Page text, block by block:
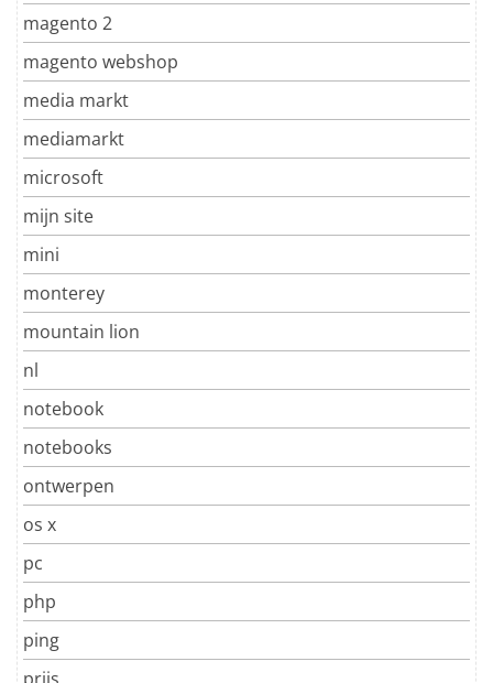
magento 2
magento webshop
media markt
mediamarkt
microsoft
mijn site
mini
monterey
mountain lion
nl
notebook
notebooks
ontwerpen
os x
pc
php
ping